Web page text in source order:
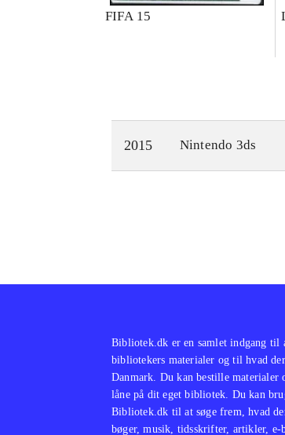
FIFA 15
2015 Nintendo 3ds
Bibliotek.dk er en samlet indgang til
bibliotekers materialer og til hvad
Danmark. Du kan bestille materialer
låne på dit eget bibliotek. Du kan
Bibliotek.dk til at søge frem, hvad
bøger, musik, tidsskrifter, artikler, e-